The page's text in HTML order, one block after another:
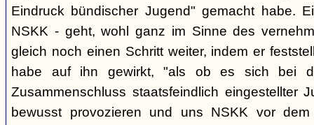
Eindruck bündischer Jugend" gemacht habe.
NSKK - geht, wohl ganz im Sinne des
gleich noch einen Schritt weiter, indem er
habe auf ihn gewirkt, "als ob es sich bei
Zusammenschluss staatsfeindlich eingestellter
bewusst provozieren und uns NSKK vor dem